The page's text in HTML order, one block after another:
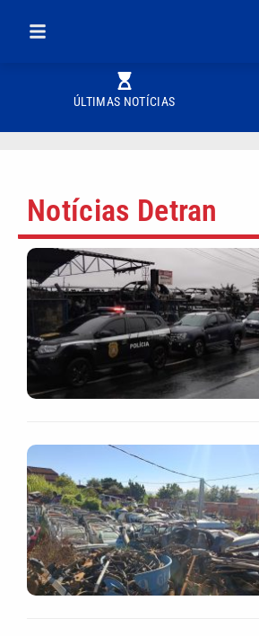
ÚLTIMAS NOTÍCIAS
Notícias Detran